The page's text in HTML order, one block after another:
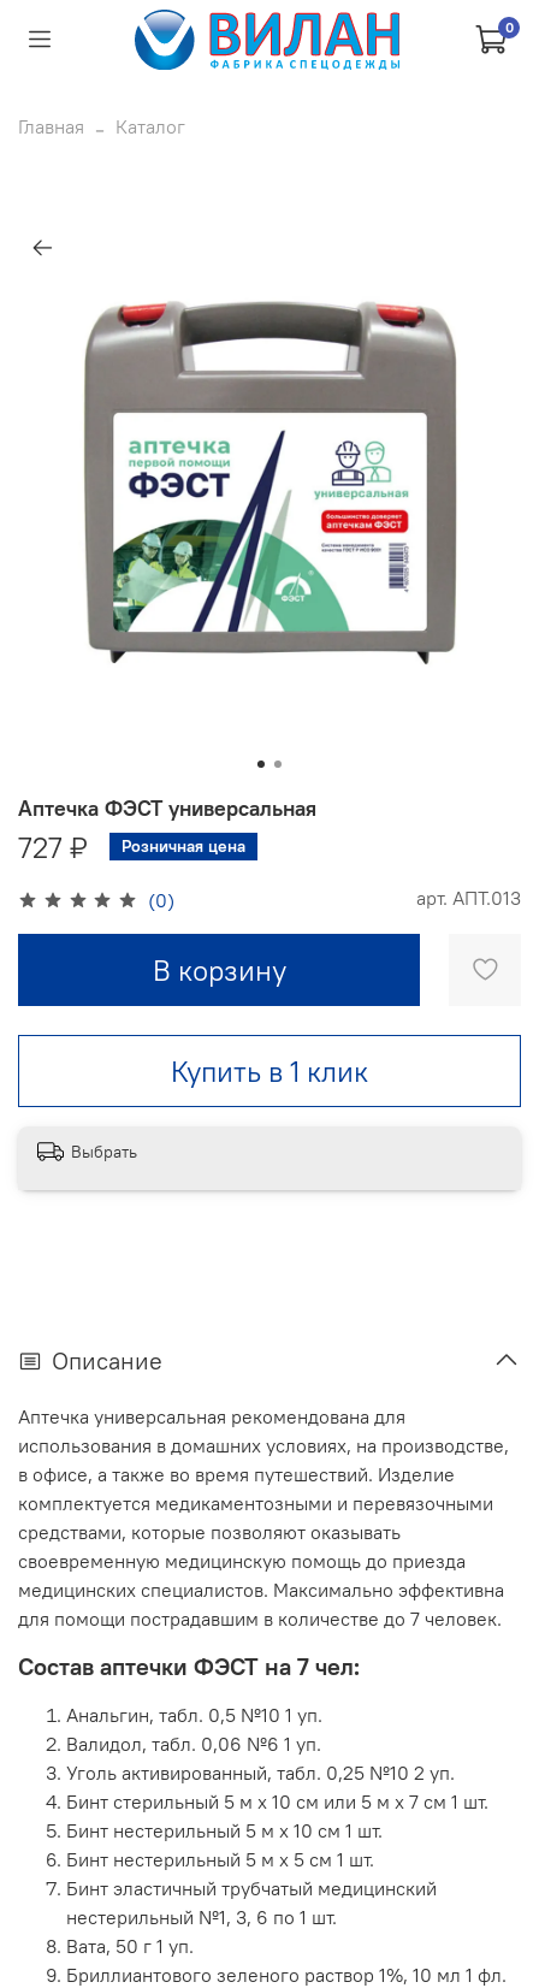
0
Главная Каталог
(0) арт. АПТ.013
Аптечка ФЭСТ универсальная
727 ₽ Розничная цена
В корзину
Купить в 1 клик
Выбрать
Описание
Аптечка универсальная рекомендована для
использования в домашних условиях, на производстве,
в офисе, а также во время путешествий. Изделие
комплектуется медикаментозными и перевязочными
средствами, которые позволяют оказывать
своевременную медицинскую помощь до приезда
медицинских специалистов. Максимально эффективна
для помощи пострадавшим в количестве до 7 человек.
Состав аптечки ФЭСТ на 7 чел:
Анальгин, табл. 0,5 №10 1 уп.
Валидол, табл. 0,06 №6 1 уп.
Уголь активированный, табл. 0,25 №10 2 уп.
Бинт стерильный 5 м х 10 см или 5 м x 7 см 1 шт.
Бинт нестерильный 5 м х 10 см 1 шт.
Бинт нестерильный 5 м х 5 см 1 шт.
Бинт эластичный трубчатый медицинский
нестерильный №1, 3, 6 по 1 шт.
Вата, 50 г 1 уп.
Бриллиантового зеленого раствор 1%, 10 мл 1 фл.